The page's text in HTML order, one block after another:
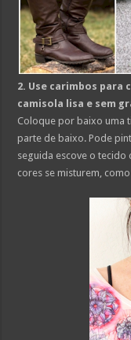
2. Use carimbos para
camisola lisa e sem
Coloque por baixo uma
parte de baixo. Pode
seguida escove o tecido
cores se misturem,